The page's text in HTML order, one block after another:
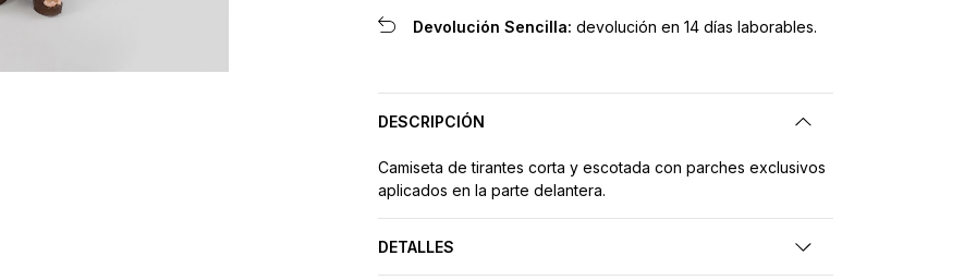
Devolución Sencilla: devolución en 14 días laborables.
DESCRIPCIÓN
Camiseta de tirantes corta y escotada con parches exclusivos
aplicados en la parte delantera.
DETALLES